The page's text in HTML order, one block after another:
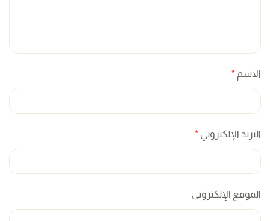
الاسم *
البريد الإلكتروني *
الموقع الإلكتروني